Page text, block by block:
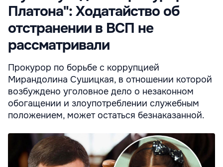
Платона": Ходатайство об
отстранении в ВСП не
рассматривали
Прокурор по борьбе с коррупцией
Мирандолина Сушицкая, в отношении которой
возбуждено уголовное дело о незаконном
обогащении и злоупотреблении служебным
положением, может остаться безнаказанной.